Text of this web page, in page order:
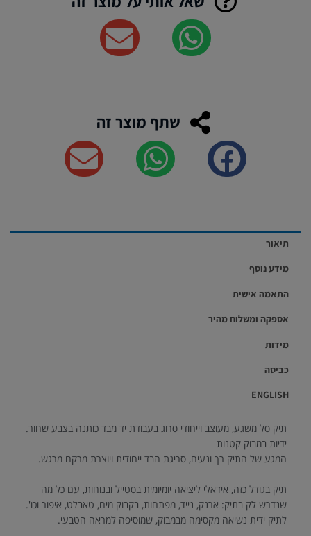
שתף מוצר זה
תיאור
מידע נוסף
התאמה אישית
אספקה ומשלוח מהיר
מידות
כביסה
ENGLISH
תיק סל משגע, מעוצב וייחודי סרוג בעבודת יד מבד כותנה בצבע שחור.
ידיות במבוק קטנות
המגע של התיק רך ונעים, סריגת הבד ייחודית ויוצרת מרקם מרגש.
תיק בגודל כזה, אידאלי ליציאה יומיומית בסטייל ובנוחות, עם כל מה
שנדרש לק בתיק: ארנק, נייד, מפתחות, בקבוק מים, טאבלט, איפור וכו'.
לתיק ידית נשיאה מקסימה מבמבוק, שמוסיפה למראה הטבעי.